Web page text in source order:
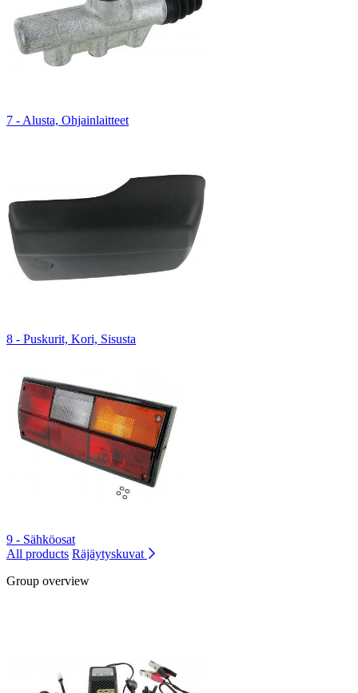
7 - Alusta, Ohjainlaitteet
8 - Puskurit, Kori, Sisusta
9 - Sähköosat
All products Räjäytyskuvat
Group overview